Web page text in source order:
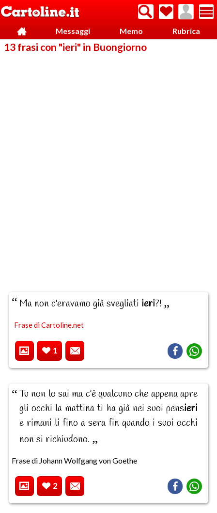
Messaggi Memo Rubrica
13 frasi con "ieri" in Buongiorno
Ma non c'eravamo già svegliati ieri?!
Frase di Cartoline.net
1
Tu non lo sai ma c'è qualcuno che appena apre
gli occhi la mattina ti ha già nei suoi pensieri
e rimani li fino a sera fin quando i suoi occhi
non si richiudono.
Frase di Johann Wolfgang von Goethe
2